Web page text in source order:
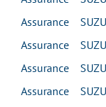
Assurance
Assurance
Assurance
Assurance